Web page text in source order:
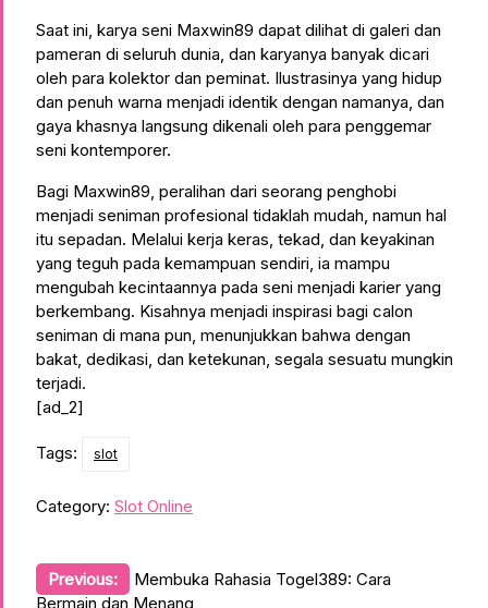
Saat ini, karya seni Maxwin89 dapat dilihat di galeri dan
pameran di seluruh dunia, dan karyanya banyak dicari
oleh para kolektor dan peminat. Ilustrasinya yang hidup
dan penuh warna menjadi identik dengan namanya, dan
gaya khasnya langsung dikenali oleh para penggemar
seni kontemporer.
Bagi Maxwin89, peralihan dari seorang penghobi
menjadi seniman profesional tidaklah mudah, namun hal
itu sepadan. Melalui kerja keras, tekad, dan keyakinan
yang teguh pada kemampuan sendiri, ia mampu
mengubah kecintaannya pada seni menjadi karier yang
berkembang. Kisahnya menjadi inspirasi bagi calon
seniman di mana pun, menunjukkan bahwa dengan
bakat, dedikasi, dan ketekunan, segala sesuatu mungkin
terjadi.
[ad_2]
Tags: slot
Category: Slot Online
Post
Previous:
Membuka Rahasia Togel389: Cara
Bermain dan Menang